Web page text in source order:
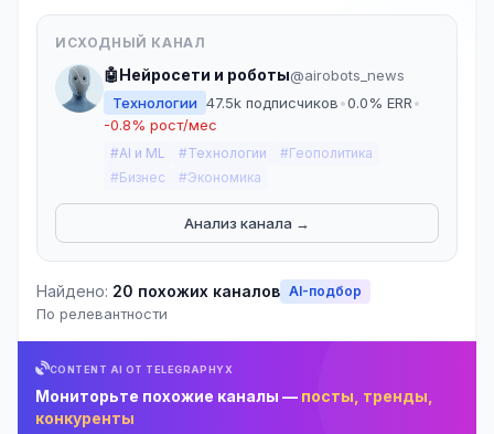
ИСХОДНЫЙ КАНАЛ
🤖Нейросети и роботы@airobots_news
Технологии 47.5k подписчиков•0.0% ERR•
-0.8% рост/мес
#AI и ML #Технологии
#Геополитика
#Бизнес
#Экономика
Анализ канала →
Найдено: 20 похожих каналов AI-подбор
По релевантности
CONTENT AI ОТ TELEGRAPHYX
Мониторьте похожие каналы — посты, тренды,
конкуренты